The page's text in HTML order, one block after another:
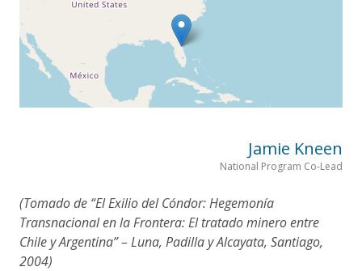
Jamie Kneen
National Program Co-Lead
(Tomado de “El Exilio del Cóndor: Hegemonía
Transnacional en la Frontera: El tratado minero entre
Chile y Argentina” – Luna, Padilla y Alcayata, Santiago,
2004)